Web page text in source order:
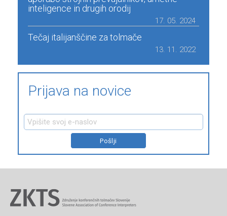
inteligence in drugih orodij
17. 05. 2024
Tečaj italijanščine za tolmače
13. 11. 2022
Prijava na novice